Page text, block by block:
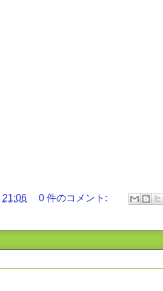
21:06
0 件のコメント: